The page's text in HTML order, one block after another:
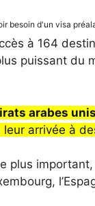
besoin d'un visa
à 164
puissant du
arabes
arrivée à
plus